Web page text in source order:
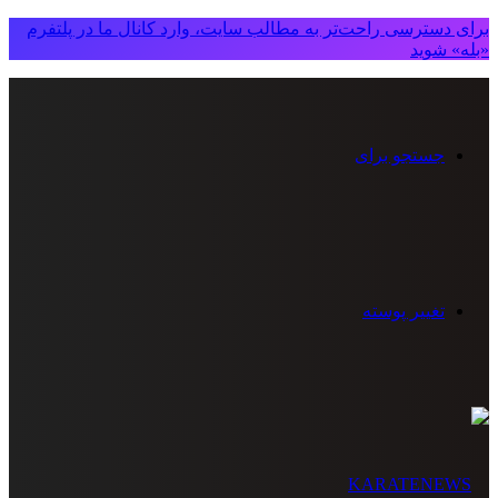
برای دسترسی راحت‌تر به مطالب سایت، وارد کانال ما در پلتفرم
«بله» شوید
جستجو برای
تغییر پوسته